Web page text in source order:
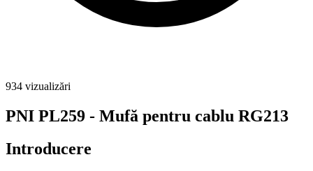
934 vizualizări
PNI PL259 - Mufă pentru cablu RG213
Introducere